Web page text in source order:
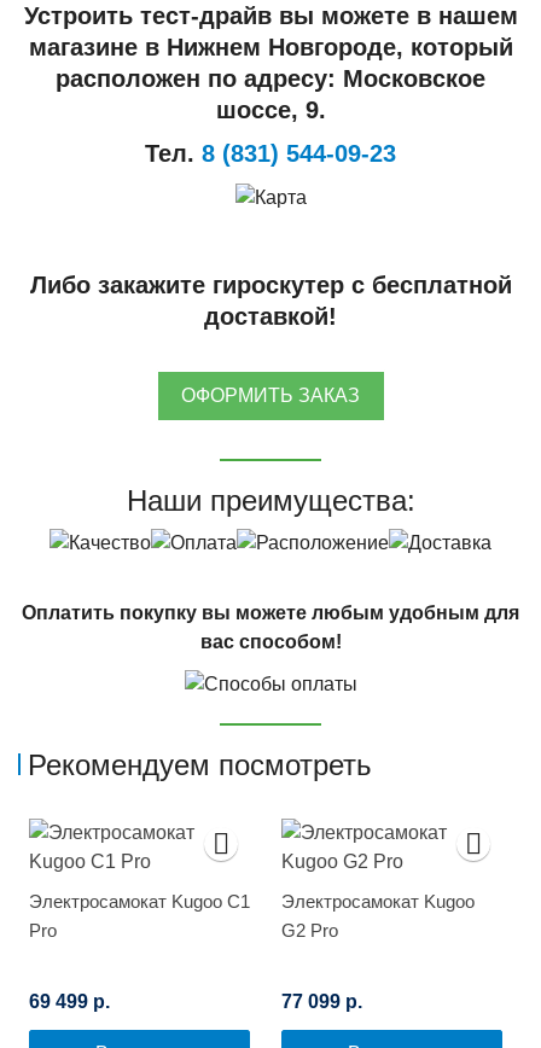
Устроить тест-драйв вы можете в нашем
магазине в Нижнем Новгороде, который
расположен по адресу: Московское
шоссе, 9.
Тел. 8 (831) 544-09-23
Либо закажите гироскутер с бесплатной
доставкой!
ОФОРМИТЬ ЗАКАЗ
Наши преимущества:
Оплатить покупку вы можете любым удобным для
вас способом!
Рекомендуем посмотреть
Электросамокат Kugoo C1
Pro
69 499 р.
Электросамокат Kugoo
G2 Pro
77 099 р.